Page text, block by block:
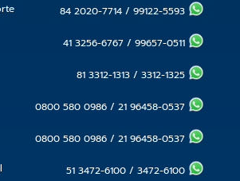
84 2020-7714 /99122-5593
41 3256-6767 /99657-0511
81 3312-1313 /3312-1325
0800 580 0986 /21 96458-0537
0800 580 0986 /21 96458-0537
51 3472-6100 /3472-6100